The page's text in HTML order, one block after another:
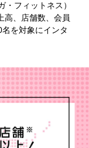
・フィットネス）
高、店舗数、会員
を対象にインタ